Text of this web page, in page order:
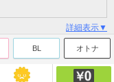
詳細表示▼
BL オトナ